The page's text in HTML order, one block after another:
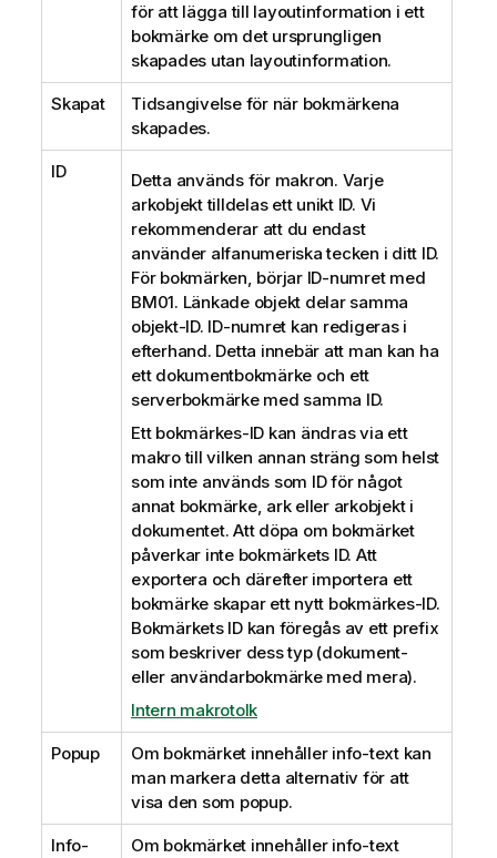
för att lägga till layoutinformation i ett
bokmärke om det ursprungligen
skapades utan layoutinformation.
Skapat
Tidsangivelse för när bokmärkena
skapades.
ID
Detta används för makron. Varje
arkobjekt tilldelas ett unikt ID. Vi
rekommenderar att du endast
använder alfanumeriska tecken i ditt ID.
För bokmärken, börjar ID-numret med
BM01. Länkade objekt delar samma
objekt-ID. ID-numret kan redigeras i
efterhand. Detta innebär att man kan ha
ett dokumentbokmärke och ett
serverbokmärke med samma ID.
Ett bokmärkes-ID kan ändras via ett
makro till vilken annan sträng som helst
som inte används som ID för något
annat bokmärke, ark eller arkobjekt i
dokumentet. Att döpa om bokmärket
påverkar inte bokmärkets ID. Att
exportera och därefter importera ett
bokmärke skapar ett nytt bokmärkes-ID.
Bokmärkets ID kan föregås av ett prefix
som beskriver dess typ (dokument-
eller användarbokmärke med mera).
Intern makrotolk
Popup
Om bokmärket innehåller info-text kan
man markera detta alternativ för att
visa den som popup.
Info-
Om bokmärket innehåller info-text